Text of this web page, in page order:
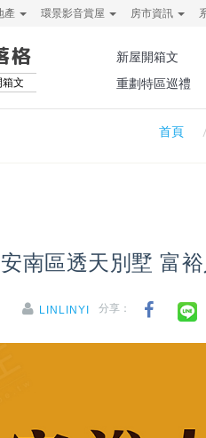
產 環景影音賞屋 房市資訊
格
文
新屋開箱文
重劃特區巡禮
首頁
南區透天別墅 富
LINLINYI 分享：